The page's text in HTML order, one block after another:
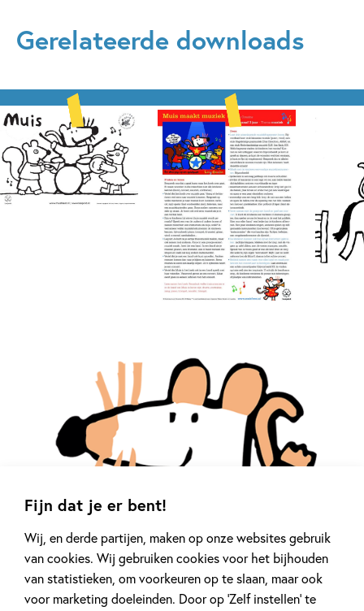
Fijn dat je er bent!
Wij, en derde partijen, maken op onze websites gebruik
van cookies. Wij gebruiken cookies voor het bijhouden
van statistieken, om voorkeuren op te slaan, maar ook
voor marketing doeleinden. Door op ‘Zelf instellen’ te
Gerelateerde downloads